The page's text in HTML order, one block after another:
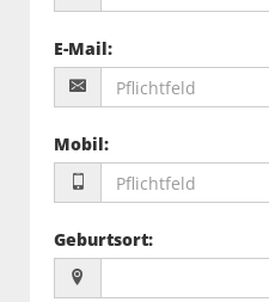
E-Mail:
Mobil:
Geburtsort: